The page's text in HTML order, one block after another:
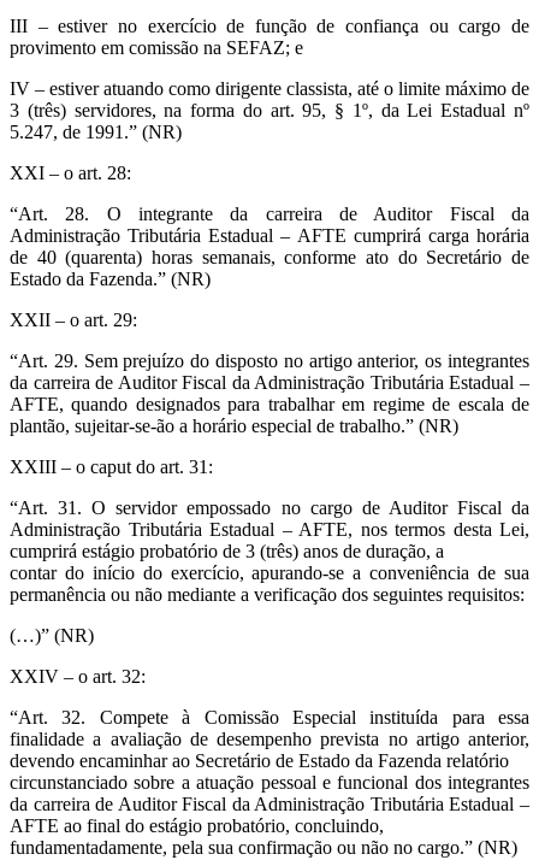
III – estiver no exercício de função de confiança ou cargo de
provimento em comissão na SEFAZ; e
IV – estiver atuando como dirigente classista, até o limite máximo de
3 (três) servidores, na forma do art. 95, § 1º, da Lei Estadual nº
5.247, de 1991.” (NR)
XXI – o art. 28:
“Art. 28. O integrante da carreira de Auditor Fiscal da
Administração Tributária Estadual – AFTE cumprirá carga horária
de 40 (quarenta) horas semanais, conforme ato do Secretário de
Estado da Fazenda.” (NR)
XXII – o art. 29:
“Art. 29. Sem prejuízo do disposto no artigo anterior, os integrantes
da carreira de Auditor Fiscal da Administração Tributária Estadual –
AFTE, quando designados para trabalhar em regime de escala de
plantão, sujeitar-se-ão a horário especial de trabalho.” (NR)
XXIII – o caput do art. 31:
“Art. 31. O servidor empossado no cargo de Auditor Fiscal da
Administração Tributária Estadual – AFTE, nos termos desta Lei,
cumprirá estágio probatório de 3 (três) anos de duração, a
contar do início do exercício, apurando-se a conveniência de sua
permanência ou não mediante a verificação dos seguintes requisitos:
(…)” (NR)
XXIV – o art. 32:
“Art. 32. Compete à Comissão Especial instituída para essa
finalidade a avaliação de desempenho prevista no artigo anterior,
devendo encaminhar ao Secretário de Estado da Fazenda relatório
circunstanciado sobre a atuação pessoal e funcional dos integrantes
da carreira de Auditor Fiscal da Administração Tributária Estadual –
AFTE ao final do estágio probatório, concluindo,
fundamentadamente, pela sua confirmação ou não no cargo.” (NR)